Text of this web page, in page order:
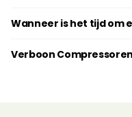
Wanneer is het tijd om
Verboon